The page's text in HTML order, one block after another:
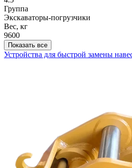
Группа
Экскаваторы-погрузчики
Вес, кг
9600
Показать все
Устройства для быстрой замены